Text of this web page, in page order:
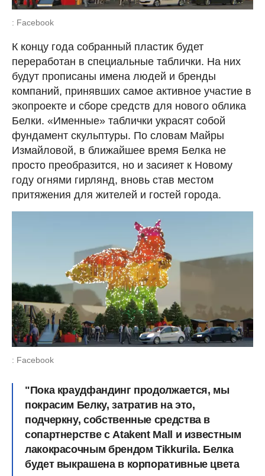
: Facebook
К концу года собранный пластик будет
переработан в специальные таблички. На них
будут прописаны имена людей и бренды
компаний, принявших самое активное участие в
экопроекте и сборе средств для нового облика
Белки. «Именные» таблички украсят собой
фундамент скульптуры. По словам Майры
Измайловой, в ближайшее время Белка не
просто преобразится, но и засияет к Новому
году огнями гирлянд, вновь став местом
притяжения для жителей и гостей города.
: Facebook
"Пока краудфандинг продолжается, мы
покрасим Белку, затратив на это,
подчеркну, собственные средства в
сопартнерстве с Atakent Mall и известным
лакокрасочным брендом Tikkurila. Белка
будет выкрашена в корпоративные цвета